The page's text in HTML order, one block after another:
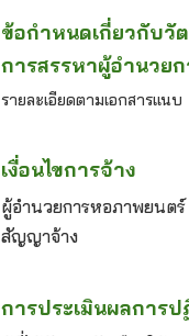
ข้อกำหนดเกี่ยวกับวั
การสรรหาผู้อำนวย
รายละเอียดตามเอกสารแนบ
เงื่อนไขการจ้าง
ผู้อำนวยการหอภาพยนต
สัญญาจ้าง
การประเมินผลการ